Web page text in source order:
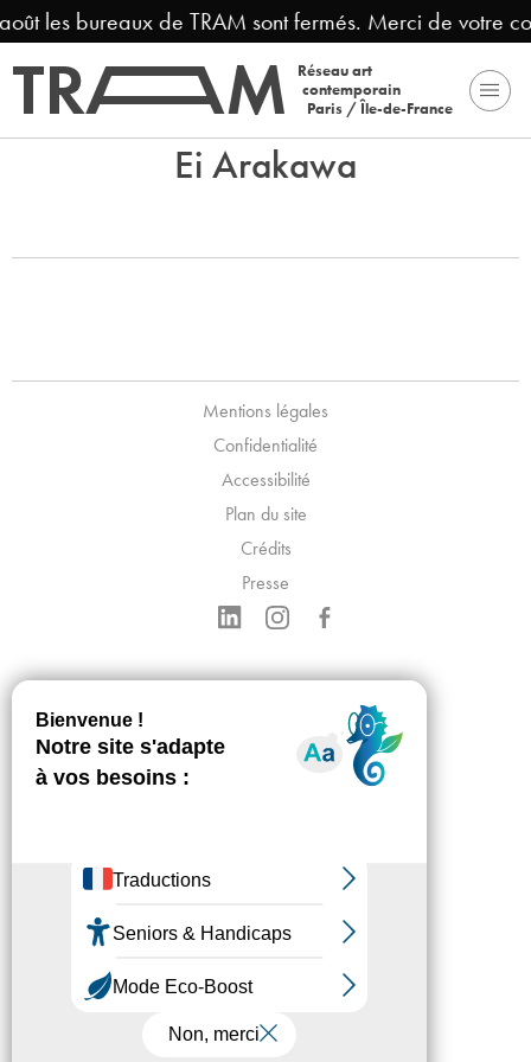
les bureaux de TRAM sont fermés. Merci de votre
Réseau art
contemporain
Paris / Île-de-France
Ei Arakawa
Mentions légales
Confidentialité
Accessibilité
Plan du site
Crédits
Presse